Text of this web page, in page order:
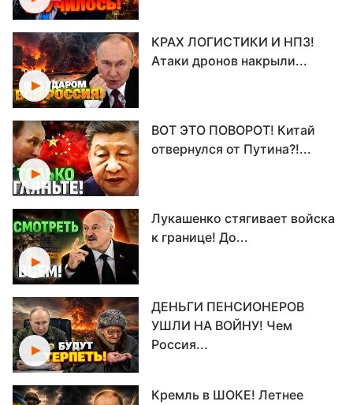
КРАХ ЛОГИСТИКИ И НПЗ!
Атаки дронов накрыли...
ВОТ ЭТО ПОВОРОТ! Китай
отвернулся от Путина?!...
Лукашенко стягивает войска
к границе! До...
ДЕНЬГИ ПЕНСИОНЕРОВ
УШЛИ НА ВОЙНУ! Чем
Россия...
Кремль в ШОКЕ! Летнее